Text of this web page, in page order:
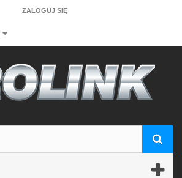
ZALOGUJ SIĘ